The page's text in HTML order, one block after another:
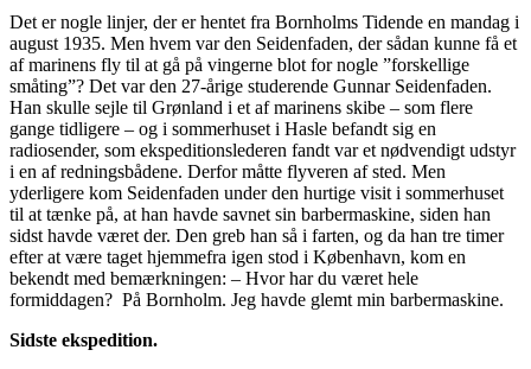
Det er nogle linjer, der er hentet fra Bornholms Tidende en mandag i
august 1935. Men hvem var den Seidenfaden, der sådan kunne få et
af marinens fly til at gå på vingerne blot for nogle ”forskellige
småting”? Det var den 27-årige studerende Gunnar Seidenfaden.
Han skulle sejle til Grønland i et af marinens skibe – som flere
gange tidligere – og i sommerhuset i Hasle befandt sig en
radiosender, som ekspeditionslederen fandt var et nødvendigt udstyr
i en af redningsbådene. Derfor måtte flyveren af sted. Men
yderligere kom Seidenfaden under den hurtige visit i sommerhuset
til at tænke på, at han havde savnet sin barbermaskine, siden han
sidst havde været der. Den greb han så i farten, og da han tre timer
efter at være taget hjemmefra igen stod i København, kom en
bekendt med bemærkningen: – Hvor har du været hele
formiddagen? På Bornholm. Jeg havde glemt min barbermaskine.
Sidste ekspedition.